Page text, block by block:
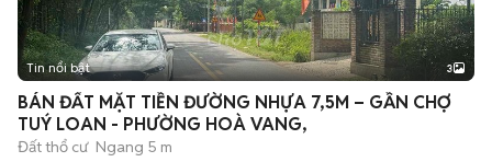
Tin nổi bật 3
BÁN ĐẤT MẶT TIỀN ĐƯỜNG NHỰA 7,5M – GẦN CHỢ
TUÝ LOAN - PHƯỜNG HOÀ VANG,
Đất thổ cư Ngang 5 m